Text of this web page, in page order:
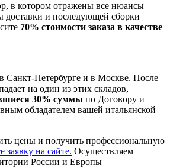
в котором отражены все нюансы
доставки и последующей сборки
70% стоимости заказа в качестве
Санкт-Петербурге и в Москве. После
на один из этих складов,
30% суммы по Договору и
обладателем вашей итальянской
цены и получить профессиональную
заявку на сайте. Осуществляем
России и Европы